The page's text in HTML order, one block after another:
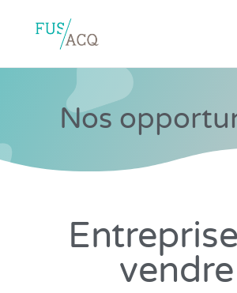
Nos
vendre